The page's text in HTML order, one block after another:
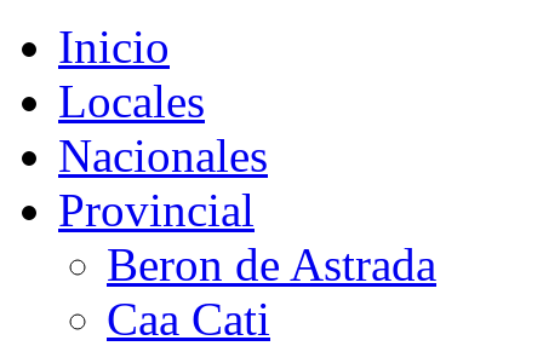
Inicio
Locales
Nacionales
Provincial
Beron de Astrada
Caa Cati